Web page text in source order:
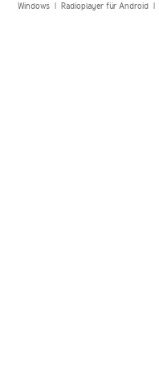
Windows| Radioplayer für Android|